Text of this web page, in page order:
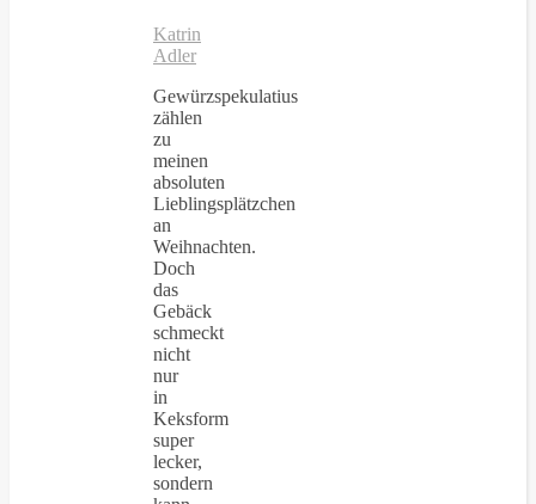
Katrin
Adler
Gewürzspekulatius
zählen
zu
meinen
absoluten
Lieblingsplätzchen
an
Weihnachten.
Doch
das
Gebäck
schmeckt
nicht
nur
in
Keksform
super
lecker,
sondern